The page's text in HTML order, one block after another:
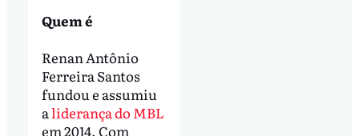
Quem é
Renan Antônio
Ferreira Santos
fundou e assumiu
aliderança do MBL
em 2014. Com